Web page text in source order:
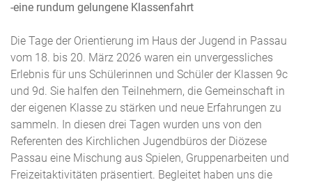
-eine rundum gelungene Klassenfahrt
Die Tage der Orientierung im Haus der Jugend in Passau
vom 18. bis 20. März 2026 waren ein unvergessliches
Erlebnis für uns Schülerinnen und Schüler der Klassen 9c
und 9d. Sie halfen den Teilnehmern, die Gemeinschaft in
der eigenen Klasse zu stärken und neue Erfahrungen zu
sammeln. In diesen drei Tagen wurden uns von den
Referenten des Kirchlichen Jugendbüros der Diözese
Passau eine Mischung aus Spielen, Gruppenarbeiten und
Freizeitaktivitäten präsentiert. Begleitet haben uns die